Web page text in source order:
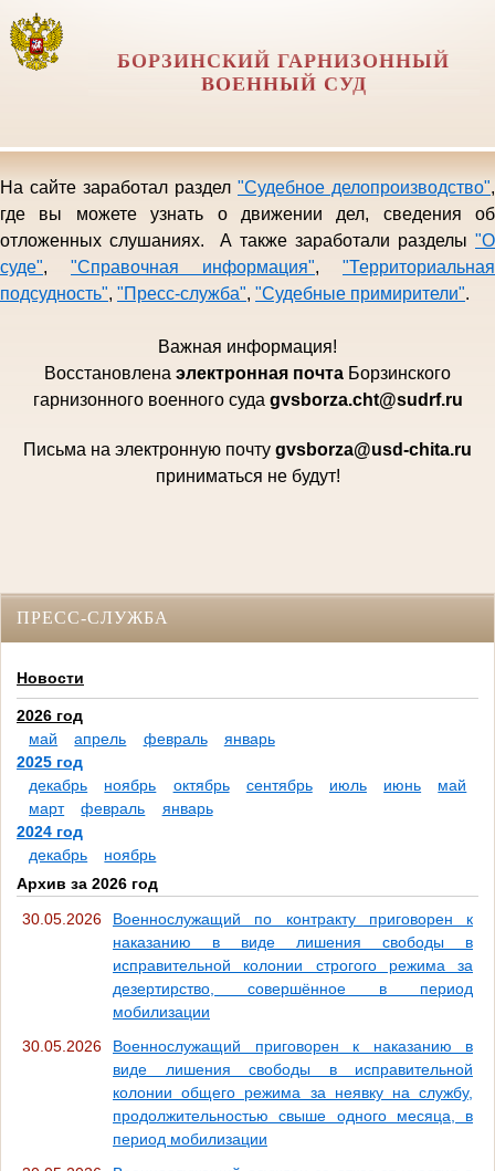
БОРЗИНСКИЙ ГАРНИЗОННЫЙ
ВОЕННЫЙ СУД
На сайте заработал раздел "Судебное делопроизводство",
где вы можете узнать о движении дел, сведения об
отложенных слушаниях. А также заработали разделы "О
суде", "Справочная информация", "Территориальная
подсудность", "Пресс-служба", "Судебные примирители".
Важная информация!
Восстановлена электронная почта Борзинского
гарнизонного военного суда gvsborza.cht@sudrf.ru
Письма на электронную почту gvsborza@usd-chita.ru
приниматься не будут!
ПРЕСС-СЛУЖБА
Новости
2026 год
май
апрель февраль
январь
2025 год
декабрь
ноябрь октябрь сентябрь июль июнь
май
март
февраль
январь
2024 год
декабрь
ноябрь
Архив за 2026 год
30.05.2026
Военнослужащий по контракту приговорен к
наказанию в виде лишения свободы в
исправительной колонии строгого режима за
дезертирство, совершённое в период
мобилизации
30.05.2026
Военнослужащий приговорен к наказанию в
виде лишения свободы в исправительной
колонии общего режима за неявку на службу,
продолжительностью свыше одного месяца, в
период мобилизации